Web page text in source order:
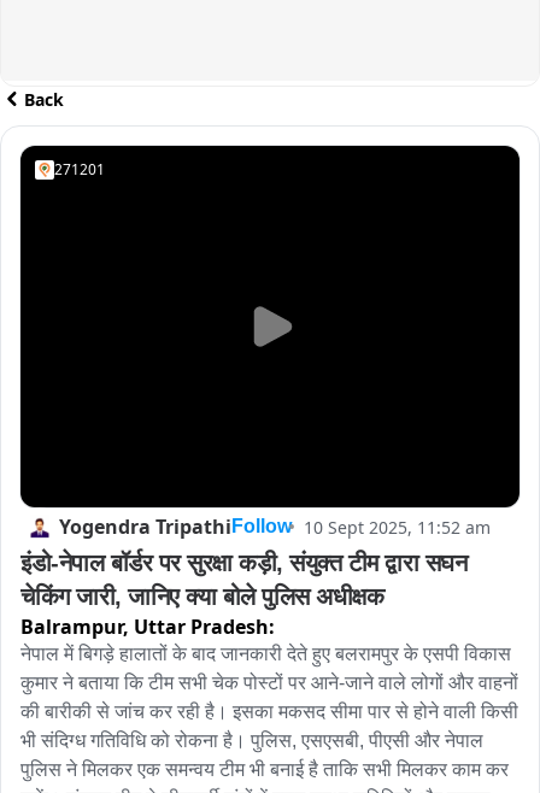
Back
271201
Yogendra Tripathi Follow 10 Sept 2025, 11:52 am
इंडो-नेपाल बॉर्डर पर सुरक्षा कड़ी, संयुक्त टीम द्वारा सघन
चेकिंग जारी, जानिए क्या बोले पुलिस अधीक्षक
Balrampur, Uttar Pradesh:
नेपाल में बिगड़े हालातों के बाद जानकारी देते हुए बलरामपुर के एसपी विकास
कुमार ने बताया कि टीम सभी चेक पोस्टों पर आने-जाने वाले लोगों और वाहनों
की बारीकी से जांच कर रही है। इसका मकसद सीमा पार से होने वाली किसी
भी संदिग्ध गतिविधि को रोकना है। पुलिस, एसएसबी, पीएसी और नेपाल
पुलिस ने मिलकर एक समन्वय टीम भी बनाई है ताकि सभी मिलकर काम कर